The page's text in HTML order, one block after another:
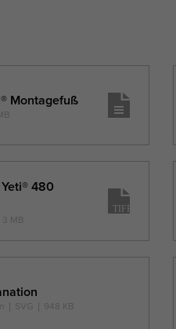
Montagefuß
480
3 MB
SVG 948 KB